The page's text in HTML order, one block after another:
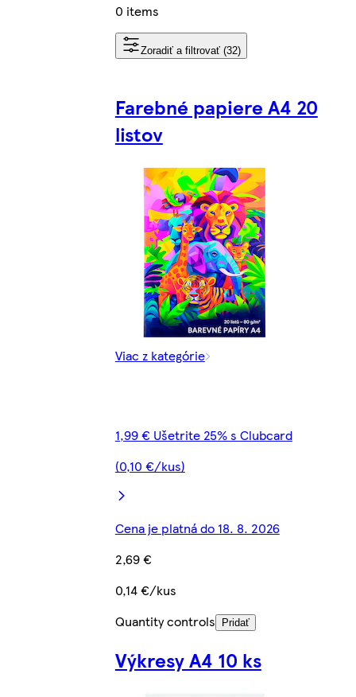
0 items
Zoradiť a filtrovať (32)
Farebné papiere A4 20
listov
Viac z kategórie
1,99 € Ušetrite 25% s Clubcard
(0,10 €/kus)
Cena je platná do 18. 8. 2026
2,69 €
0,14 €/kus
Quantity controls
Pridať
Výkresy A4 10 ks